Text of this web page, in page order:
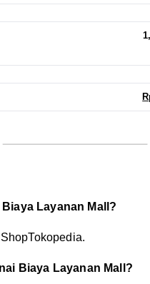
Layanan Mall?
Biaya Layanan Mall?